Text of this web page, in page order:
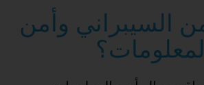
السيبراني وأمن